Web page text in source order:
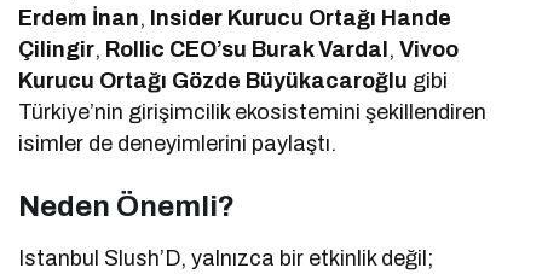
Erdem İnan, Insider Kurucu Ortağı Hande
Çilingir, Rollic CEO’su Burak Vardal,Vivoo
Kurucu Ortağı Gözde Büyükacaroğlu gibi
Türkiye’nin girişimcilik ekosistemini şekillendiren
isimler de deneyimlerini paylaştı.
Neden Önemli?
Istanbul Slush’D, yalnızca bir etkinlik değil;